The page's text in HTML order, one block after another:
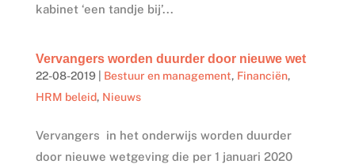
kabinet ‘een tandje bij’...
Vervangers worden duurder door nieuwe wet
22-08-2019| Bestuur en management, Financiën,
HRM beleid, Nieuws
Vervangers in het onderwijs worden duurder
door nieuwe wetgeving die per 1 januari 2020